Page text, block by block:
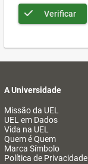
Verificar
A Universidade
Missão da UEL
UEL em Dados
Vida na UEL
Quem é Quem
Marca Símbolo
Política de Privacidade